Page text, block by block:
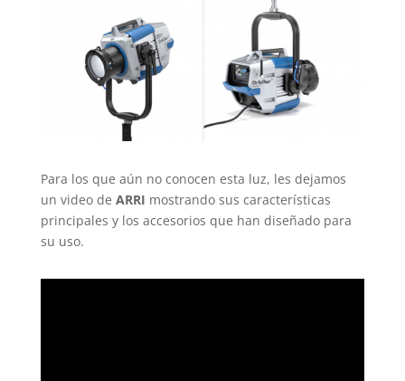
Para los que aún no conocen esta luz, les dejamos
un video de ARRI mostrando sus características
principales y los accesorios que han diseñado para
su uso.